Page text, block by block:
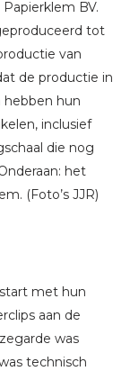
BV.
tot
van
de productie in
hebben hun
inclusief
die nog
het
(Foto’s JJR)
met hun
aan de
was
technisch